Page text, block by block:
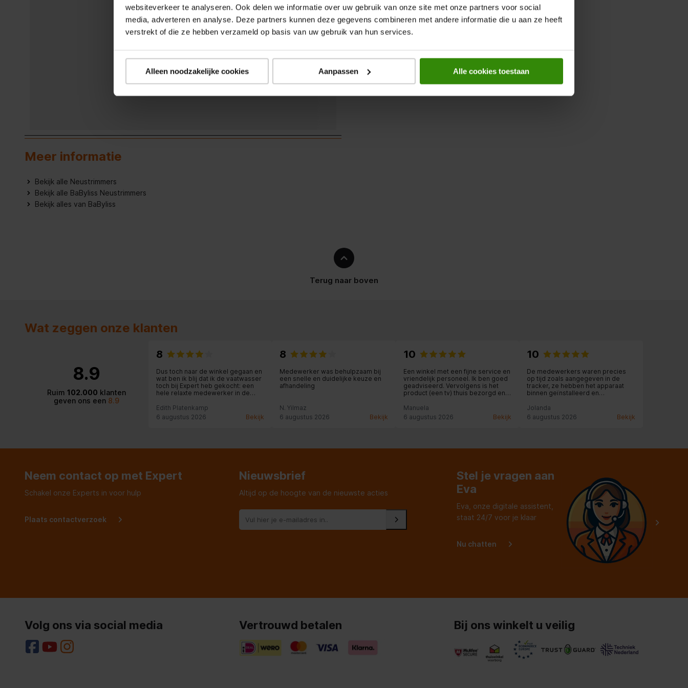
websiteverkeer te analyseren. Ook delen we informatie over uw gebruik van onze site met onze partners voor social
media, adverteren en analyse. Deze partners kunnen deze gegevens combineren met andere informatie die u aan ze heeft
verstrekt of die ze hebben verzameld op basis van uw gebruik van hun services.
Alleen noodzakelijke cookies Aanpassen Alle cookies toestaan
Ondersteund aantal accu's/batterijen 1
AA
Meer informatie
Bekijk alle Neustrimmers
Bekijk alle BaByliss Neustrimmers
Bekijk alles van BaByliss
Terug naar boven
Wat zeggen onze klanten
8.9
Ruim 102.000 klanten
geven ons een8.9
8
Dus toch naar de winkel gegaan en
wat ben ik blij dat ik de vaatwasser
toch bij Expert heb gekocht: een
hele relaxte medewerker in de
met me meedacht. Ook de levering
was fantastisch: zelfs een
kastdeurtje in de keuken werd nog
Edith Platenkamp
6 augustus 2026
Bekijk
8
Medewerker was behulpzaam bij
een snelle en duidelijke keuze en
afhandeling
N. Yilmaz
6 augustus 2026
Bekijk
10
Een winkel met een fijne service en
vriendelijk personeel. Ik ben goed
geadviseerd. Vervolgens is het
product (een tv) thuis bezorgd en
Heel prettig!
Manuela
6 augustus 2026
Bekijk
10
De medewerkers waren precies
op tijd zoals aangegeven in de
tracker, ze hebben het apparaat
binnen geïnstalleerd en
met overladen en de oude
apparaten meegenomen
Jolanda
6 augustus 2026
Bekijk
Neem contact op met Expert
Schakel onze Experts in voor hulp
Plaats contactverzoek
Nieuwsbrief
Altijd op de hoogte van de nieuwste acties
Stel je vragen aan
Eva
Eva, onze digitale assistent,
staat 24/7 voor je klaar
Nu chatten
Volg ons via social media Vertrouwd betalen Bij ons winkelt u veilig